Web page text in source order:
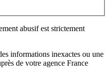
abusif est strictement
informations inexactes ou une
de votre agence France